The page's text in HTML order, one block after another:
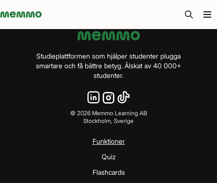
Memmo - AI-verktyg och digital kurslitteratur
Studieplattformen som hjälper studenter plugga
smartare och få bättre betyg. Älskat av 40 000+
studenter.
© 2026Memmo Learning AB
Stockholm, Sverige
Funktioner
Quiz
Flashcards